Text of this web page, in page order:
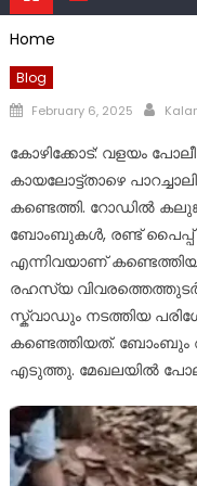
Home
Blog
Posted
February 6, 2025
കോഴിക്കോട്: വളയം
കായലോട്ട്താഴെ
കണ്ടെത്തി. റോഡിൽ
ബോംബുകൾ, രണ്ട്
എന്നിവയാണ്
രഹസ്യ
സ്ക്വാഡും നടത്തിയ
കണ്ടെത്തിയത്.
എടുത്തു. മേഖലയിൽ